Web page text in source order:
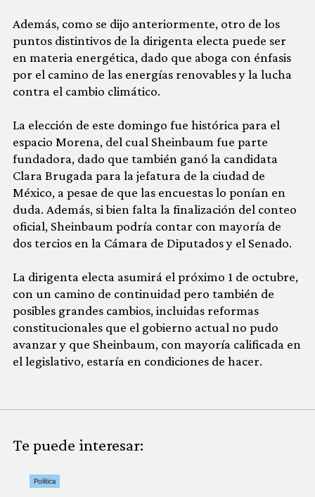
Además, como se dijo anteriormente, otro de los
puntos distintivos de la dirigenta electa puede ser
en materia energética, dado que aboga con énfasis
por el camino de las energías renovables y la lucha
contra el cambio climático.
La elección de este domingo fue histórica para el
espacio Morena, del cual Sheinbaum fue parte
fundadora, dado que también ganó la candidata
Clara Brugada para la jefatura de la ciudad de
México, a pesae de que las encuestas lo ponían en
duda. Además, si bien falta la finalización del conteo
oficial, Sheinbaum podría contar con mayoría de
dos tercios en la Cámara de Diputados y el Senado.
La dirigenta electa asumirá el próximo 1 de octubre,
con un camino de continuidad pero también de
posibles grandes cambios, incluidas reformas
constitucionales que el gobierno actual no pudo
avanzar y que Sheinbaum, con mayoría calificada en
el legislativo, estaría en condiciones de hacer.
Te puede interesar:
Política